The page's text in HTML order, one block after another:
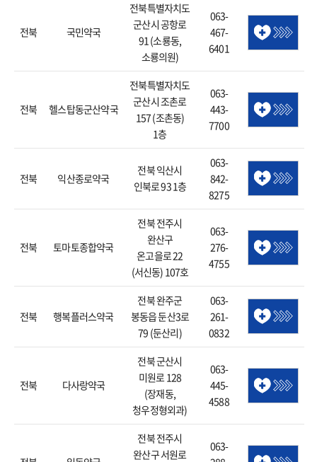
전북 국민약국
전북특별자치도
군산시 공항로
91 (소룡동,
소룡의원)
063-
467-
6401
전북 헬스탑동군산약국
전북특별자치도
군산시 조촌로
157 (조촌동)
1층
063-
443-
7700
전북 익산종로약국
전북 익산시
인북로 93 1층
063-
842-
8275
전북 토마토종합약국
전북 전주시
완산구
온고을로 22
(서신동) 107호
063-
276-
4755
전북 행복플러스약국
전북 완주군
봉동읍 둔산3로
79 (둔산리)
063-
261-
0832
전북 다사랑약국
전북 군산시
미원로 128
(장재동,
청우정형외과)
063-
445-
4588
전북 전주시
완산구 서원로
063-